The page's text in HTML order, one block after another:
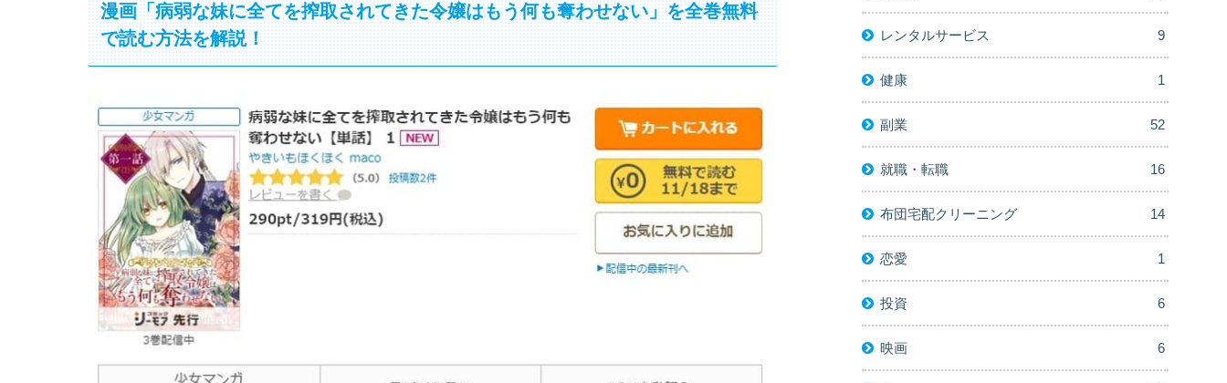
漫画「病弱な妹に全てを搾取されてきた令嬢はもう何も奪わせない」を全巻無料
で読む方法を解説！
レンタルサービス 9
健康 1
副業 52
就職・転職 16
布団宅配クリーニング 14
恋愛 1
投資 6
映画 6